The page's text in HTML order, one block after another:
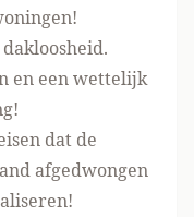
en een wettelijk
dat de
afgedwongen